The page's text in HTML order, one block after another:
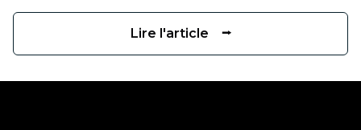
Lire l'article ⭢